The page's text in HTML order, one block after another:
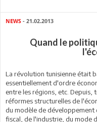
NEWS - 21.02.2013
Quand le
La révolution tunisienne était
essentiellement d'ordre
entre les régions, etc. Depuis,
réformes structurelles de
du modèle de développement
fiscal, de l'industrie, du mode